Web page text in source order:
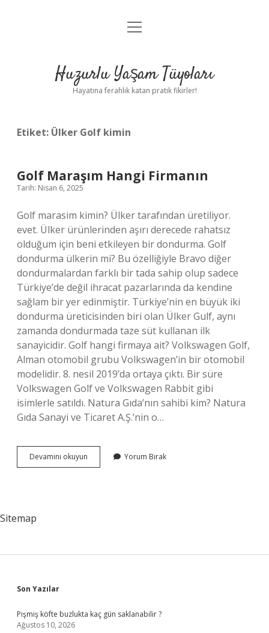
Anasayfa
Yasal Uyarı
menüyü
Huzurlu Yaşam Tüyoları
Hayatına ferahlık katan pratik fikirler!
Etiket: Ülker Golf kimin
Golf Maraşım Hangi Firmanın
Tarih: Nisan 6, 2025
Golf marasim kimin? Ülker tarafından üretiliyor.
evet. Ülker ürünlerinden aşırı derecede rahatsız
olduğum için beni etkileyen bir dondurma. Golf
dondurma ülkerin mi? Bu özelliğiyle Bravo diğer
dondurmalardan farklı bir tada sahip olup sadece
Türkiye’de değil ihracat pazarlarında da kendine
sağlam bir yer edinmiştir. Türkiye’nin en büyük iki
dondurma üreticisinden biri olan Ülker Gulf, aynı
zamanda dondurmada taze süt kullanan ilk
sanayicidir. Golf hangi firmaya ait? Volkswagen Golf,
Alman otomobil grubu Volkswagen’in bir otomobil
modelidir. 8. nesil 2019’da ortaya çıktı. Bir süre
Volkswagen Golf ve Volkswagen Rabbit gibi
isimlerle satıldı. Natura Gıda’nın sahibi kim? Natura
Gıda Sanayi ve Ticaret A.Ş.’nin o…
Devamını okuyun
Maraşım
Yorum Bırak
Sitemap
Sidebar
Son Yazılar
Pişmiş köfte buzlukta kaç gün saklanabilir ?
Ağustos 10, 2026